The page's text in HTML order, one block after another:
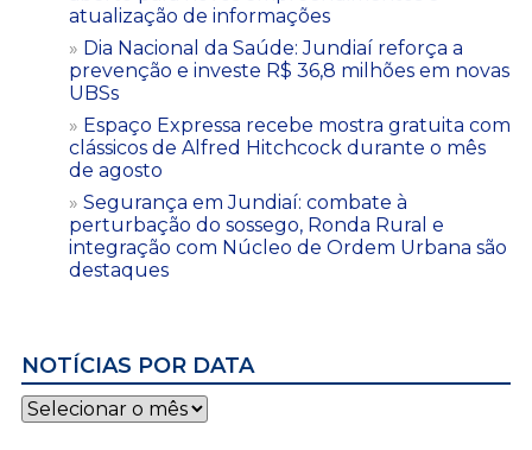
atualização de informações
Dia Nacional da Saúde: Jundiaí reforça a
prevenção e investe R$ 36,8 milhões em novas
UBSs
Espaço Expressa recebe mostra gratuita com
clássicos de Alfred Hitchcock durante o mês
de agosto
Segurança em Jundiaí: combate à
perturbação do sossego, Ronda Rural e
integração com Núcleo de Ordem Urbana são
destaques
NOTÍCIAS POR DATA
Notícias
por